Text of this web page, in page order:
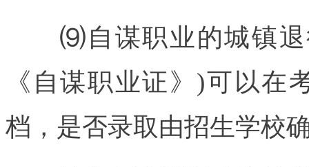
⑼自谋职业的城镇退
《自谋职业证》)可以在
档，是否录取由招生学校